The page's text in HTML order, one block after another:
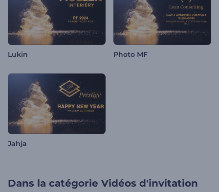
Lukin Photo MF
Jahja
Dans la catégorie Vidéos d'invitation